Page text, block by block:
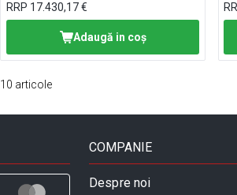
RRP 17.430,17 €
Adaugă in coş
10 articole
COMPANIE
Despre noi